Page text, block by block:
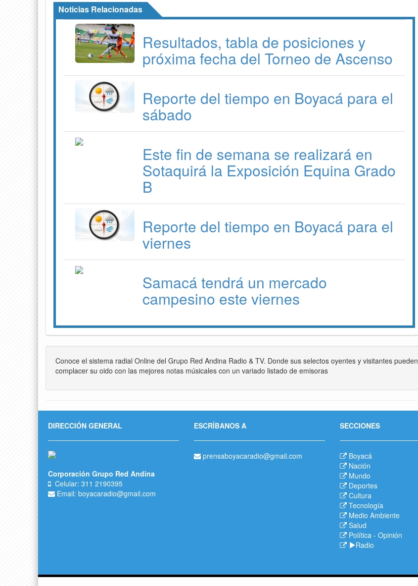
Noticias Relacionadas
Resultados, tabla de posiciones y
próxima fecha del Torneo de Ascenso
Reporte del tiempo en Boyacá para el
sábado
Este fin de semana se realizará en
Sotaquirá la Exposición Equina Grado
B
Reporte del tiempo en Boyacá para el
viernes
Samacá tendrá un mercado
campesino este viernes
Conoce el sistema radial Online del Grupo Red Andina Radio & TV. Donde sus selectos oyentes y visitantes pueden
complacer su oido con las mejores notas músicales con un variado listado de emisoras
DIRECCIÓN GENERAL
Corporación Grupo Red Andina
Celular: 311 2190395
Email: boyacaradio@gmail.com
ESCRÍBANOS A
prensaboyacaradio@gmail.com
SECCIONES
Boyacá
Nación
Mundo
Deportes
Cultura
Tecnología
Medio Ambiente
Salud
Política - Opinión
Radio